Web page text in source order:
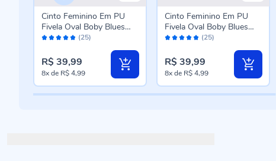
Avaliação: (25)
Cinto Feminino Em PU
Fivela Oval Boby Blues
Preto
R$ 39,99
8xde R$ 4,99
Avaliação: (25)
Cinto Feminino Em PU
Fivela Oval Boby Blues
Ganache
R$ 39,99
8xde R$ 4,99